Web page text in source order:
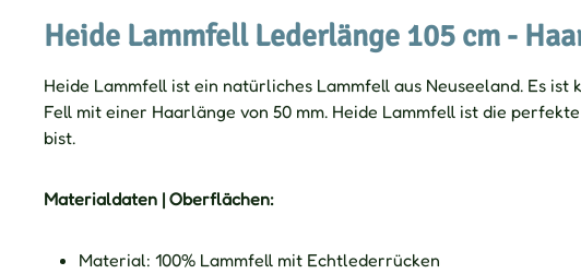
Heide Lammfell Lederlänge 105 cm -
Heide Lammfell ist ein natürliches Lammfell aus Neuseeland. Es
Fell mit einer Haarlänge von 50 mm. Heide Lammfell ist die
bist.
Materialdaten | Oberflächen:
Material: 100% Lammfell mit Echtlederrücken